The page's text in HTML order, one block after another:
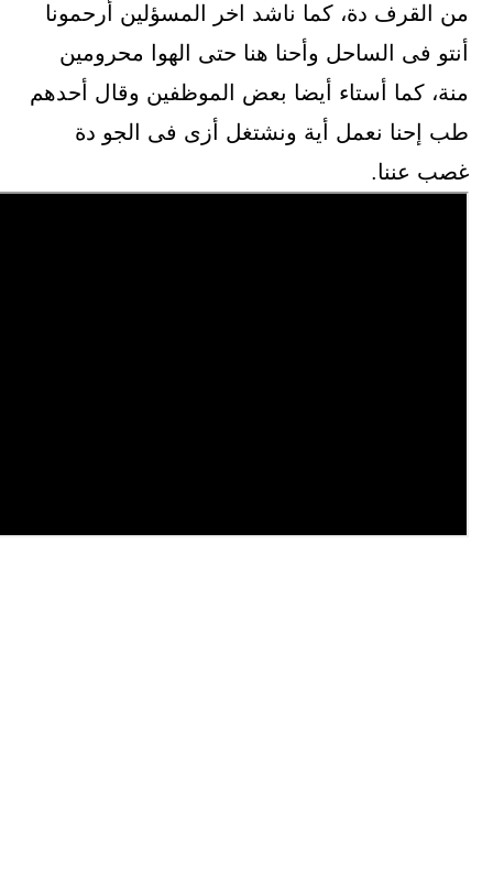
من القرف دة، كما ناشد اخر المسؤلين أرحمونا
أنتو فى الساحل وأحنا هنا حتى الهوا محرومين
منة، كما أستاء أيضا بعض الموظفين وقال أحدهم
طب إحنا نعمل أية ونشتغل أزى فى الجو دة
غصب عننا.